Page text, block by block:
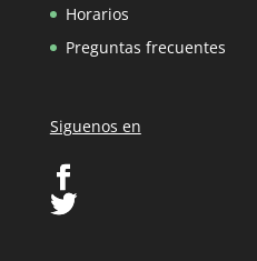
Horarios
Preguntas frecuentes
Siguenos en